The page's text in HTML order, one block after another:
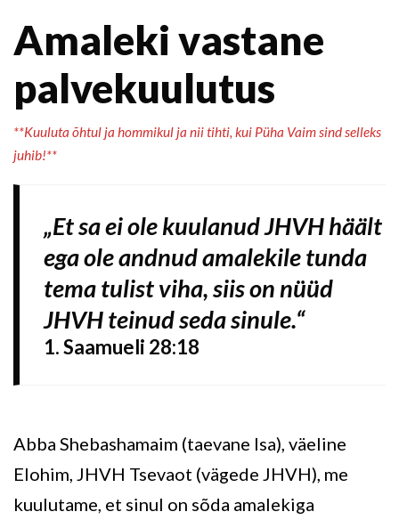
Amaleki vastane
palvekuulutus
**Kuuluta õhtul ja hommikul ja nii tihti, kui Püha Vaim sind selleks
juhib!**
„Et sa ei ole kuulanud JHVH häält
ega ole andnud amalekile tunda
tema tulist viha, siis on nüüd
JHVH teinud seda sinule.“
1. Saamueli 28:18
Abba Shebashamaim (taevane Isa), väeline
Elohim, JHVH Tsevaot (vägede JHVH), me
kuulutame, et sinul on sõda amalekiga